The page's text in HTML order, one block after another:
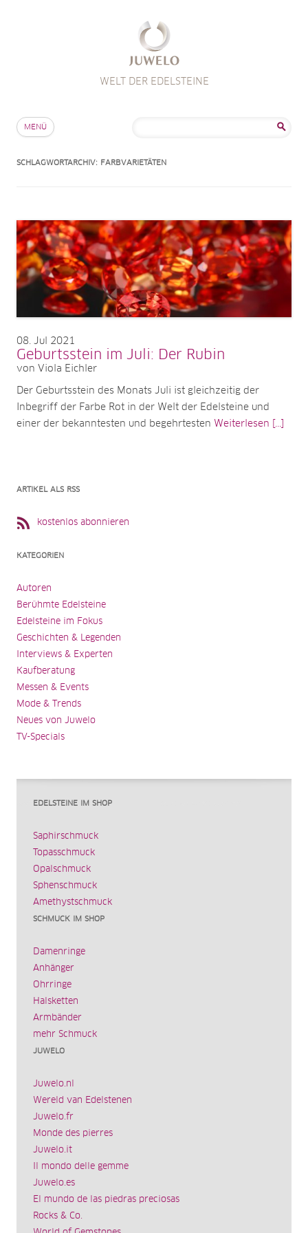
WELT DER EDELSTEINE
MENÜ
SCHLAGWORTARCHIV: FARBVARIETÄTEN
08 Jul 2021
Geburtsstein im Juli: Der Rubin
von Viola Eichler
Der Geburtsstein des Monats Juli ist gleichzeitig der
Inbegriff der Farbe Rot in der Welt der Edelsteine und
einer der bekanntesten und begehrtesten Weiterlesen [...]
ARTIKEL ALS RSS
kostenlos abonnieren
KATEGORIEN
Autoren
Berühmte Edelsteine
Edelsteine im Fokus
Geschichten & Legenden
Interviews & Experten
Kaufberatung
Messen & Events
Mode & Trends
Neues von Juwelo
TV-Specials
EDELSTEINE IM SHOP
Saphirschmuck
Topasschmuck
Opalschmuck
Sphenschmuck
Amethystschmuck
SCHMUCK IM SHOP
Damenringe
Anhänger
Ohrringe
Halsketten
Armbänder
mehr Schmuck
JUWELO
Juwelo.nl
Wereld van Edelstenen
Juwelo.fr
Monde des pierres
Juwelo.it
Il mondo delle gemme
Juwelo.es
El mundo de las piedras preciosas
Rocks & Co.